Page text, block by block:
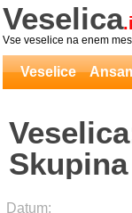
Veselica
Vse veselice na enem
Veselice
Datum: